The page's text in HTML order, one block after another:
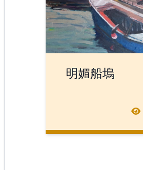
明媚船塢